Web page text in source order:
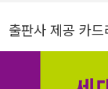
출판사 제공 카드